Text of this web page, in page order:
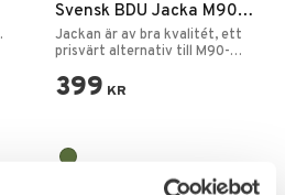
Svensk BDU Jacka M90
Kamouflage
Jackan är av bra kvalitét, ett
prisvärt alternativ till M90-
399 KR